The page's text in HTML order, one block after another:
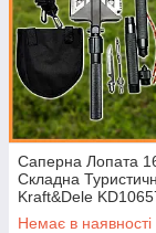
Саперна Лопата
Складна
Kraft&Dele
Міні-лопата Чорна
Немає в наявності